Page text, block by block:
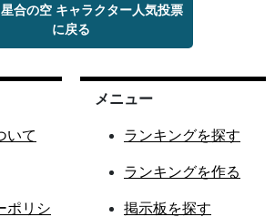
合の空 キャラクター人気投票
に戻る
いて
ポリシ
メニュー
ランキングを探す
ランキングを作る
掲示板を探す